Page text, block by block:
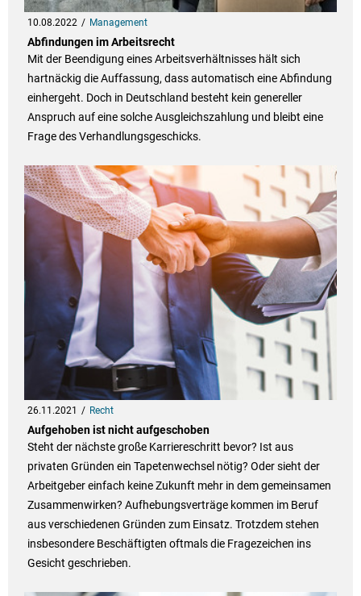
10.08.2022 Management
Abfindungen im Arbeitsrecht
Mit der Beendigung eines Arbeitsverhältnisses hält sich
hartnäckig die Auffassung, dass automatisch eine Abfindung
einhergeht. Doch in Deutschland besteht kein genereller
Anspruch auf eine solche Ausgleichszahlung und bleibt eine
Frage des Verhandlungsgeschicks.
26.11.2021 Recht
Aufgehoben ist nicht aufgeschoben
Steht der nächste große Karriereschritt bevor? Ist aus
privaten Gründen ein Tapetenwechsel nötig? Oder sieht der
Arbeitgeber einfach keine Zukunft mehr in dem gemeinsamen
Zusammenwirken? Aufhebungsverträge kommen im Beruf
aus verschiedenen Gründen zum Einsatz. Trotzdem stehen
insbesondere Beschäftigten oftmals die Fragezeichen ins
Gesicht geschrieben.